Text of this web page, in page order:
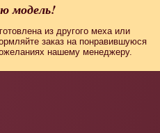
модель!
из другого меха или
заказ на понравившуюся
нашему менеджеру.